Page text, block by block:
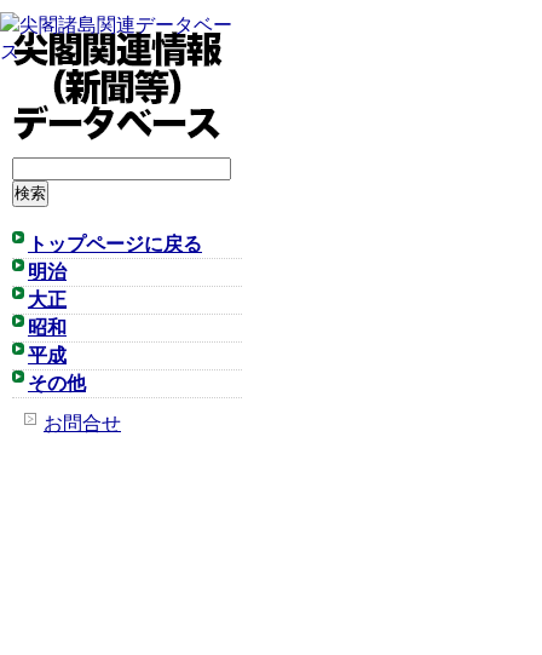
トップページに戻る
明治
大正
昭和
平成
その他
お問合せ